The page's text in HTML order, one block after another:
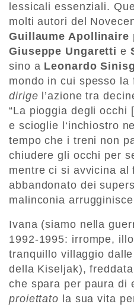
lessicali essenziali.
molti autori del
Guillaume Apollinaire
Giuseppe Ungaretti e
sino a Leonardo
mondo in cui spesso
dirige l’azione tra
“La pioggia degli occhi
e scioglie l‘inchiostro
tempo che i treni non
chiudere gli occhi per
mentre ci si avvicina
abbandonato dei
malinconia
Ivana (siamo nella
1992-1995: irrompe,
tranquillo villaggio
della Kiseljak),
che spara per paura di
proiettato la sua vita